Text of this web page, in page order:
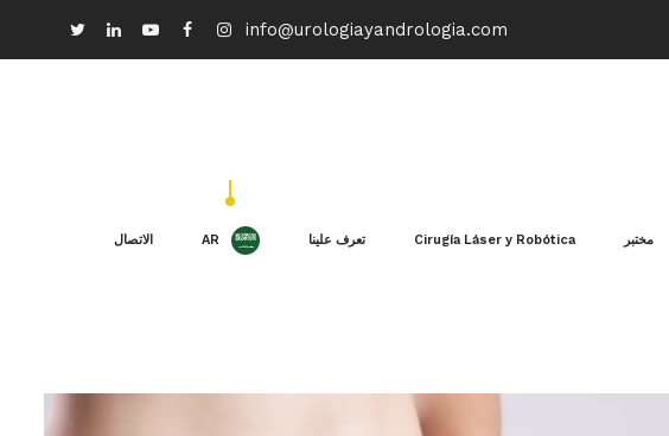
info@urologiayandrologia.com
مختبر Cirugía Láser y Robótica تعرف علينا AR الاتصال